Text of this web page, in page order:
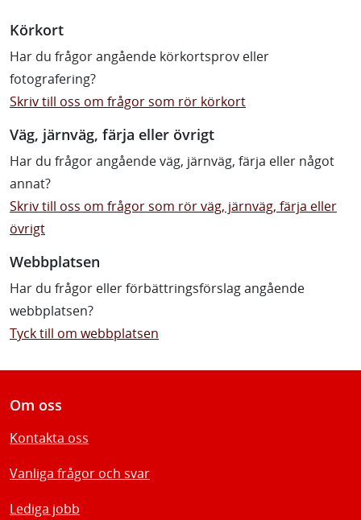
Körkort
Har du frågor angående körkortsprov eller
fotografering?
Skriv till oss om frågor som rör körkort
Väg, järnväg, färja eller övrigt
Har du frågor angående väg, järnväg, färja eller något
annat?
Skriv till oss om frågor som rör väg, järnväg, färja eller
övrigt
Webbplatsen
Har du frågor eller förbättringsförslag angående
webbplatsen?
Tyck till om webbplatsen
Om oss
Kontakta oss
Vanliga frågor och svar
Lediga jobb